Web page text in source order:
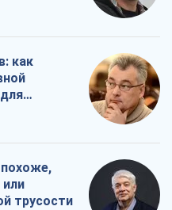
как
похоже,
трусости